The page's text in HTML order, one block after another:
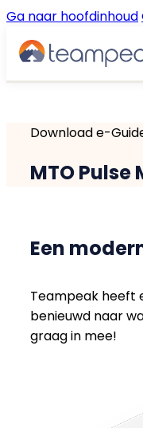
Ga naar hoofdinhoud
Gesprekscyclus
Pulse Surveys
Resources
€ Prijzen
Klantverhalen
Download e-
MTO Pulse
Een
Teampeak heeft
benieuwd naar
graag in mee!